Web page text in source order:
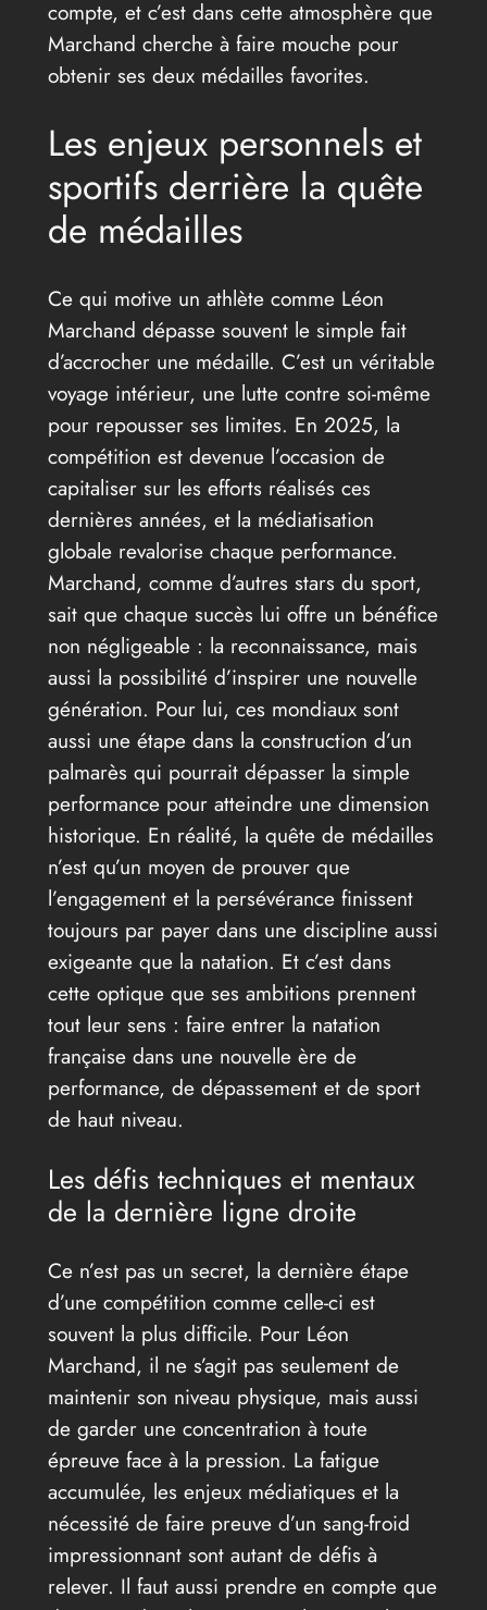
compte, et c’est dans cette atmosphère que
Marchand cherche à faire mouche pour
obtenir ses deux médailles favorites.
Les enjeux personnels et
sportifs derrière la quête
de médailles
Ce qui motive un athlète comme Léon
Marchand dépasse souvent le simple fait
d’accrocher une médaille. C’est un véritable
voyage intérieur, une lutte contre soi-même
pour repousser ses limites. En 2025, la
compétition est devenue l’occasion de
capitaliser sur les efforts réalisés ces
dernières années, et la médiatisation
globale revalorise chaque performance.
Marchand, comme d’autres stars du sport,
sait que chaque succès lui offre un bénéfice
non négligeable : la reconnaissance, mais
aussi la possibilité d’inspirer une nouvelle
génération. Pour lui, ces mondiaux sont
aussi une étape dans la construction d’un
palmarès qui pourrait dépasser la simple
performance pour atteindre une dimension
historique. En réalité, la quête de médailles
n’est qu’un moyen de prouver que
l’engagement et la persévérance finissent
toujours par payer dans une discipline aussi
exigeante que la natation. Et c’est dans
cette optique que ses ambitions prennent
tout leur sens : faire entrer la natation
française dans une nouvelle ère de
performance, de dépassement et de sport
de haut niveau.
Les défis techniques et mentaux
de la dernière ligne droite
Ce n’est pas un secret, la dernière étape
d’une compétition comme celle-ci est
souvent la plus difficile. Pour Léon
Marchand, il ne s’agit pas seulement de
maintenir son niveau physique, mais aussi
de garder une concentration à toute
épreuve face à la pression. La fatigue
accumulée, les enjeux médiatiques et la
nécessité de faire preuve d’un sang-froid
impressionnant sont autant de défis à
relever. Il faut aussi prendre en compte que